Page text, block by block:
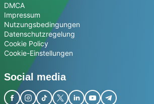
DMCA
Impressum
Nutzungsbedingungen
Datenschutzregelung
Cookie Policy
Cookie-Einstellungen
Social media